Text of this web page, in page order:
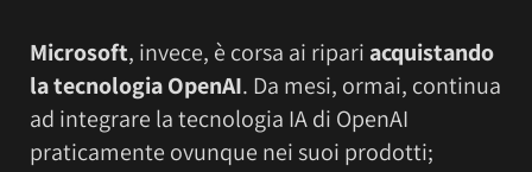
Microsoft, invece, è corsa ai ripari acquistando
la tecnologia OpenAI. Da mesi, ormai, continua
ad integrare la tecnologia IA di OpenAI
praticamente ovunque nei suoi prodotti;